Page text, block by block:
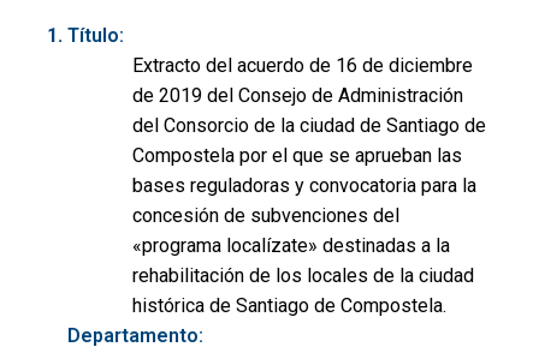
Título:
Extracto del acuerdo de 16 de diciembre
de 2019 del Consejo de Administración
del Consorcio de la ciudad de Santiago de
Compostela por el que se aprueban las
bases reguladoras y convocatoria para la
concesión de subvenciones del
«programa localízate» destinadas a la
rehabilitación de los locales de la ciudad
histórica de Santiago de Compostela.
Departamento: